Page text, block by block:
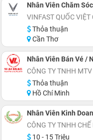
Nhân Viên Chăm
VINFAST QUỐC VIỆT
Thỏa thuận
Cần Thơ
Nhân Viên Bán Vé /
Thỏa thuận
Hồ Chí Minh
Nhân Viên Kinh
CÔNG TY TNHH
10 - 15 Triệu